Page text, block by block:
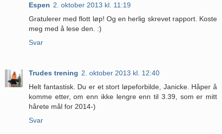
Espen 2. oktober 2013 kl. 11:19
Gratulerer med flott løp! Og en herlig skrevet rapport. Koste
meg med å lese den. :)
Svar
Trudes trening 2. oktober 2013 kl. 12:40
Helt fantastisk. Du er et stort løpeforbilde, Janicke. Håper å
komme etter, om enn ikke lengre enn til 3.39, som er mitt
hårete mål for 2014-)
Svar